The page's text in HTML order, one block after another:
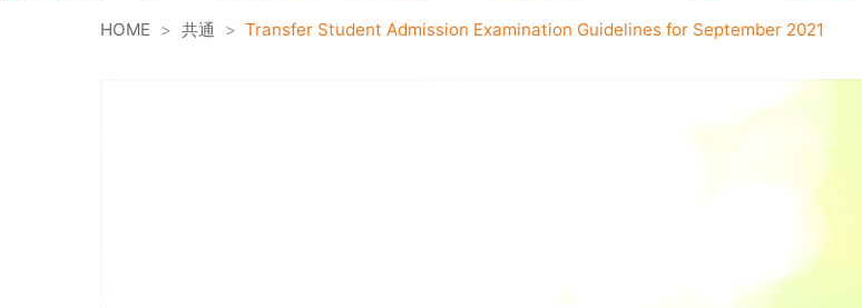
HOME > 共通 > Transfer Student Admission Examination Guidelines for September 2021